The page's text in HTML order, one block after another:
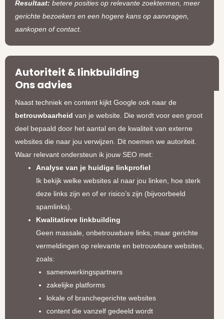
Resultaat: betere posities op relevante zoektermen, meer
gerichte bezoekers en een hogere kans op aanvragen,
aankopen of contact.
Autoriteit & linkbuilding
Ons advies
Naast techniek en content kijkt Google ook naar de
betrouwbaarheid van je website. Die wordt voor een groot
deel bepaald door het aantal en de kwaliteit van externe
websites die naar jou verwijzen. Dit noemen we autoriteit.
Waar relevant ondersteun ik jouw SEO met:
Analyse van je huidige linkprofiel
Ik bekijk welke websites al naar jou linken, hoe sterk
deze links zijn en of er risico’s zijn (bijvoorbeeld
spamlinks).
Kwalitatieve linkbuilding
Geen massale, onbetrouwbare links, maar gerichte
vermeldingen op relevante en betrouwbare websites,
zoals:
samenwerkingspartners
zakelijke platforms
lokale of branchegerichte websites
content die vanzelf gedeeld wordt